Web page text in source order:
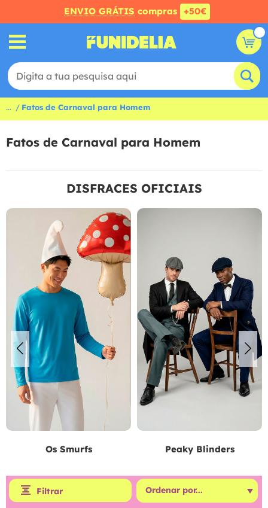
ENVIO GRÁTIS compras +50€
... Fatos de Carnaval para Homem
Fatos de Carnaval para Homem
DISFRACES OFICIAIS
Os Smurfs Peaky Blinders
Filtrar